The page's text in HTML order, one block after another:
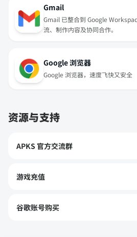
Gmail
Gmail 已整合到 Google
流、制作内容及协同合作。
Google 浏览器
Google 浏览器，速度飞快又安全
资源与支持
APKS 官方交流群
游戏充值
谷歌账号购买